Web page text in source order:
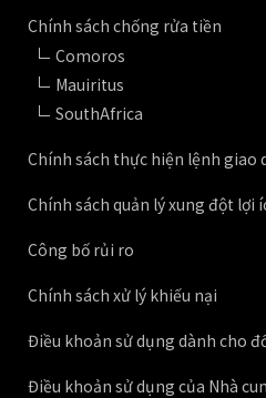
Chính sách chống rửa tiền
Comoros
Mauiritus
SouthAfrica
Chính sách thực hiện lệnh giao
Chính sách quản lý xung đột lợi
Công bố rủi ro
Chính sách xử lý khiếu nại
Điều khoản sử dụng dành cho
Điều khoản sử dụng của Nhà